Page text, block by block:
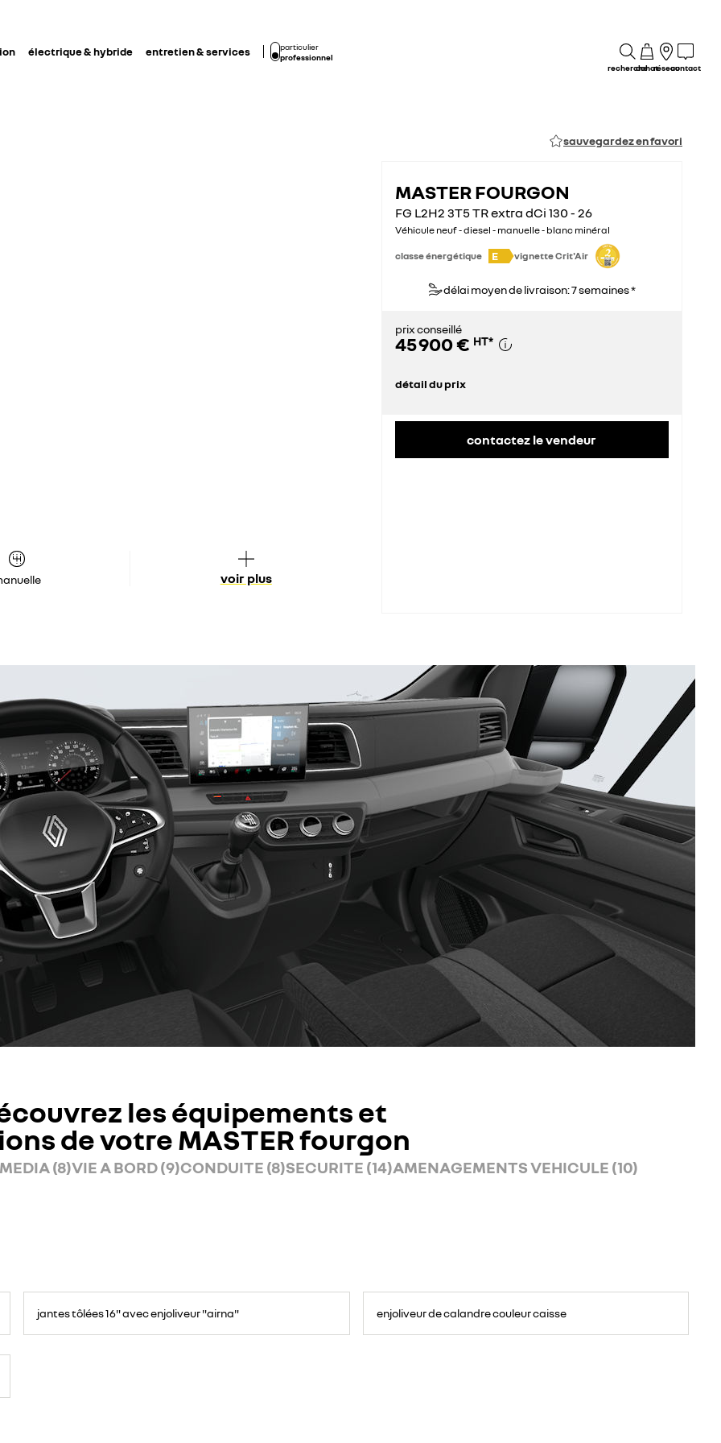
électrique & hybride entretien & services
particulier
professionnel
rechercheachatréseaucontact
sauvegardez en favori
voir plus
MASTER FOURGON
FG L2H2 3T5 TR extra dCi 130 - 26
Véhicule neuf - diesel - manuelle - blanc minéral
classe énergétique E vignette Crit'Air
délai moyen de livraison: 7 semaines *
prix conseillé
45 900 € HT*
détail du prix
contactez le vendeur
les équipements et
de votre MASTER fourgon
(8)VIE A BORD (9)CONDUITE (8)SECURITE (14)AMENAGEMENTS VEHICULE (10)
jantes tôlées 16" avec enjoliveur "airna" enjoliveur de calandre couleur caisse